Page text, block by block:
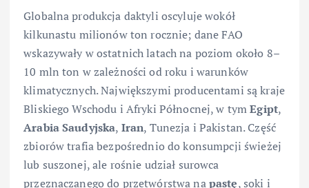
Globalna produkcja daktyli oscyluje wokół
kilkunastu milionów ton rocznie; dane FAO
wskazywały w ostatnich latach na poziom około 8–
10 mln ton w zależności od roku i warunków
klimatycznych. Największymi producentami są kraje
Bliskiego Wschodu i Afryki Północnej, w tymEgipt,
Arabia Saudyjska, Iran, Tunezja i Pakistan. Część
zbiorów trafia bezpośrednio do konsumpcji świeżej
lub suszonej, ale rośnie udział surowca
przeznaczanego do przetwórstwa napastę, soki i